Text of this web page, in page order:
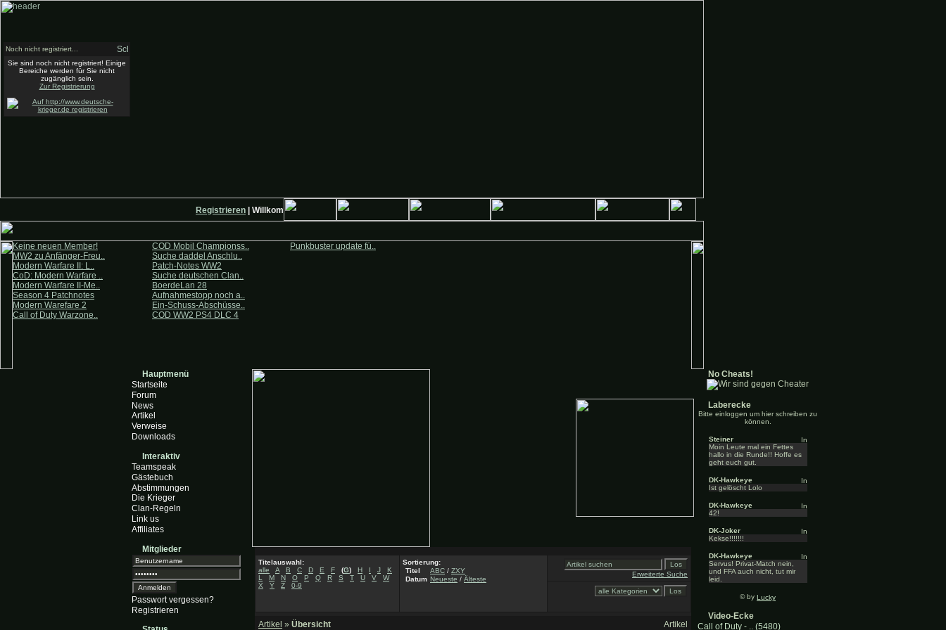
Registrieren| Willkommen auf Deutsche-Krieger.de
Keine neuen Member!
MW2 zu Anfänger-Freu..
Modern Warfare II: L..
CoD: Modern Warfare ..
Modern Warfare II-Me..
Season 4 Patchnotes
Modern Warefare 2
Call of Duty Warzone..
COD Mobil Championss..
Suche daddel Anschlu..
Patch-Notes WW2
Suche deutschen Clan..
BoerdeLan 28
Aufnahmestopp noch a..
Ein-Schuss-Abschüsse..
COD WW2 PS4 DLC 4
Punkbuster update fü..
Hauptmenü
Startseite
Forum
News
Artikel
Verweise
Downloads
Interaktiv
Teamspeak
Gästebuch
Abstimmungen
Die Krieger
Clan-Regeln
Link us
Affiliates
Mitglieder
Passwort vergessen?
Registrieren
Titelauswahl:
alle
A B C D E F (G) H I J
K
L
M N O P Q R S T U V
W
X
Y Z 0-9
Sortierung:
Titel
ABC / ZXY
Datum Neueste / Älteste
Erweiterte Suche
Artikel » Übersicht Artikel
No Cheats!
Laberecke
Bitte einloggen um hier schreiben zu
können.
Steiner
Moin Leute mal ein Fettes
hallo in die Runde!! Hoffe es
geht euch gut.
DK-Hawkeye
Ist gelöscht Lolo
DK-Hawkeye
42!
DK-Joker
Kekse!!!!!!!
DK-Hawkeye
Servus! Privat-Match nein,
und FFA auch nicht, tut mir
leid.
© by Lucky
Video-Ecke
Call of Duty - .. (5480)
Noch nicht registriert...
Sie sind noch nicht registriert! Einige
Bereiche werden für Sie nicht
zugänglich sein.
Zur Registrierung